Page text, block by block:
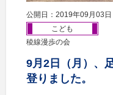
公開日：2019年09月03日
こども
稜線漫歩の会
9月2日（月）、
登りました。